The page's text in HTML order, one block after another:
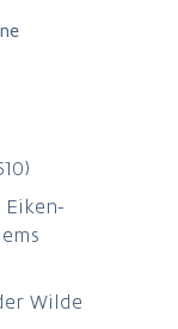
Eiken-
Wilde